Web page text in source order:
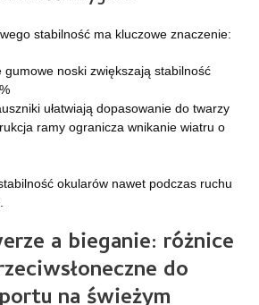
stabilność ma kluczowe znaczenie:
gumowe noski zwiększają stabilność
ułatwiają dopasowanie do twarzy
ramy ogranicza wnikanie wiatru o
okularów nawet podczas ruchu
a bieganie: różnice
do